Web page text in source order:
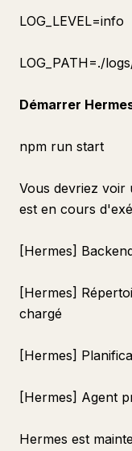
LOG_LEVEL=info
LOG_PATH=./
Démarrer
npm run start
Vous devriez voir
est en cours
[Hermes]
[Hermes]
chargé
[Hermes]
[Hermes] Agent
Hermes est